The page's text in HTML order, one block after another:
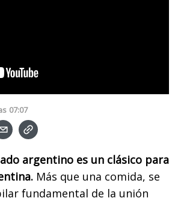
07:07
argentino es un clásico para
Más que una comida, se
fundamental de la unión